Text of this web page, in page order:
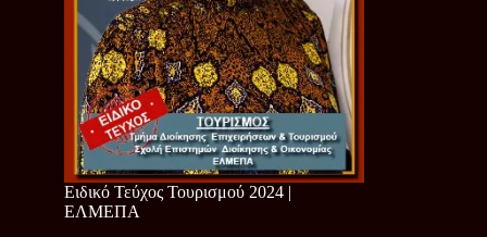
Ειδικό Τεύχος Τουρισμού 2024 |
ΕΛΜΕΠΑ